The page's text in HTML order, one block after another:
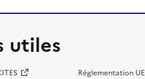
utiles
Réglementation UE